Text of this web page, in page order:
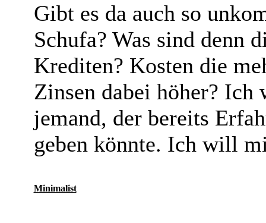
Gibt es da auch so
Schufa? Was sind denn
Krediten? Kosten die
Zinsen dabei höher?
jemand, der bereits
geben könnte. Ich will
Minimalist